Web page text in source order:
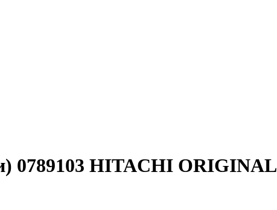
0789103 HITACHI ORIGINAL